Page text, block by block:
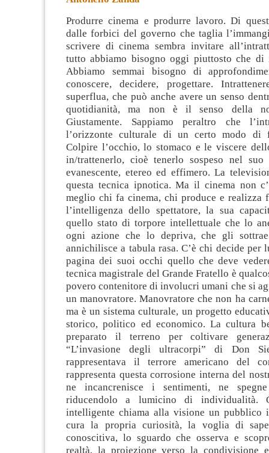
Produrre cinema e produrre lavoro. Di
dalle forbici del governo che taglia
scrivere di cinema sembra invitare
tutto abbiamo bisogno oggi piuttosto che di
Abbiamo semmaibisogno di
conoscere, decidere, progettare.
superflua, che può anche avere un senso
quotidianità, ma non è il senso della
Giustamente. Sappiamo peraltro che
l’orizzonte culturale di un certo modo di
Colpire l’occhio, lo stomaco e le viscere
in/trattenerlo, cioè tenerlo sospeso nel suo
evanescente, etereo ed effimero. La
questa tecnica ipnotica. Ma il cinema non
meglio chi fa cinema, chi produce e realizza
l’intelligenza dello spettatore, la sua
quello stato di torpore intellettuale che lo
ogni azione che lo depriva, che gli
annichilisce a tabula rasa. C’è chi decide per
pagina dei suoi occhi quello che deve
tecnica magistrale del Grande Fratello è
povero contenitore di involucri umani che si
un manovratore. Manovratore che non ha
ma è un sistema culturale, un progetto
storico, politico ed economico. La cultura
preparato il terreno per coltivare
“L’invasione degli ultracorpi” di Don
rappresentava il terrore americano del
rappresenta questa corrosione interna del
ne incancrenisce i sentimenti, ne spegne
riducendolo a lumicino di individualità.
intelligente chiama alla visione un pubblico
cura la propria curiosità, la voglia di
conoscitiva, lo sguardo che osserva e
realtà, la proiezione verso la condivisione